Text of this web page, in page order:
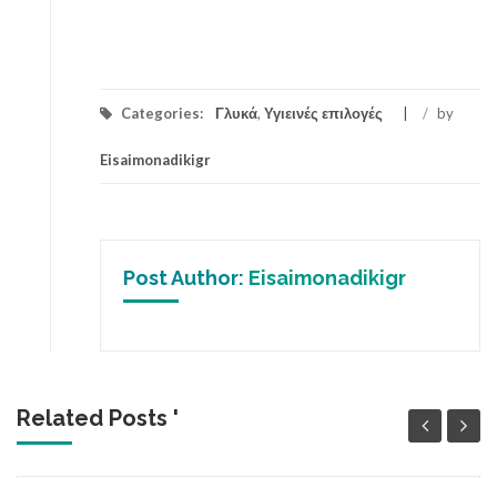
Categories: Γλυκά, Υγιεινές επιλογές / by
Eisaimonadikigr
Post Author: Eisaimonadikigr
Related Posts '